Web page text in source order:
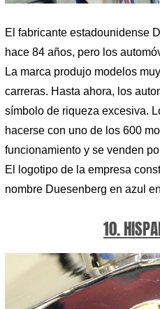
El fabricante estadounidense
hace 84 años, pero los
La marca produjo modelos
carreras. Hasta ahora, los
símbolo de riqueza excesiva.
hacerse con uno de los 600
funcionamiento y se venden
El logotipo de la empresa
nombre Duesenberg en azul
10.